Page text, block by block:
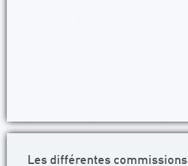
Les différentes commissions